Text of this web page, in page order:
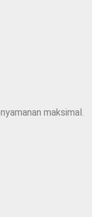
maksimal.